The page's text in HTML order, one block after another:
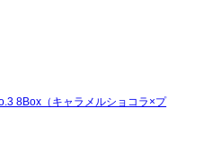
8Box（キャラメルショコラ×プ